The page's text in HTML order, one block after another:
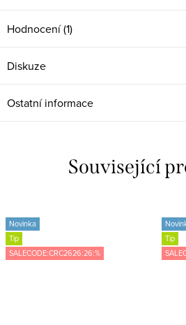
Hodnocení (1)
Diskuze
Ostatní informace
Související
Novinka
Tip
SALECODE:CRC2626:26:%
Tip